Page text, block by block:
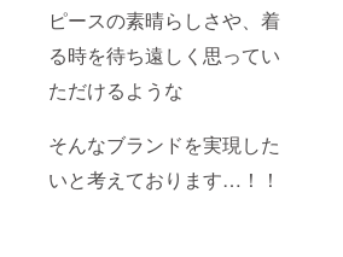
ピースの素晴らしさや、着
る時を待ち遠しく思ってい
ただけるような
そんなブランドを実現した
いと考えております…！！